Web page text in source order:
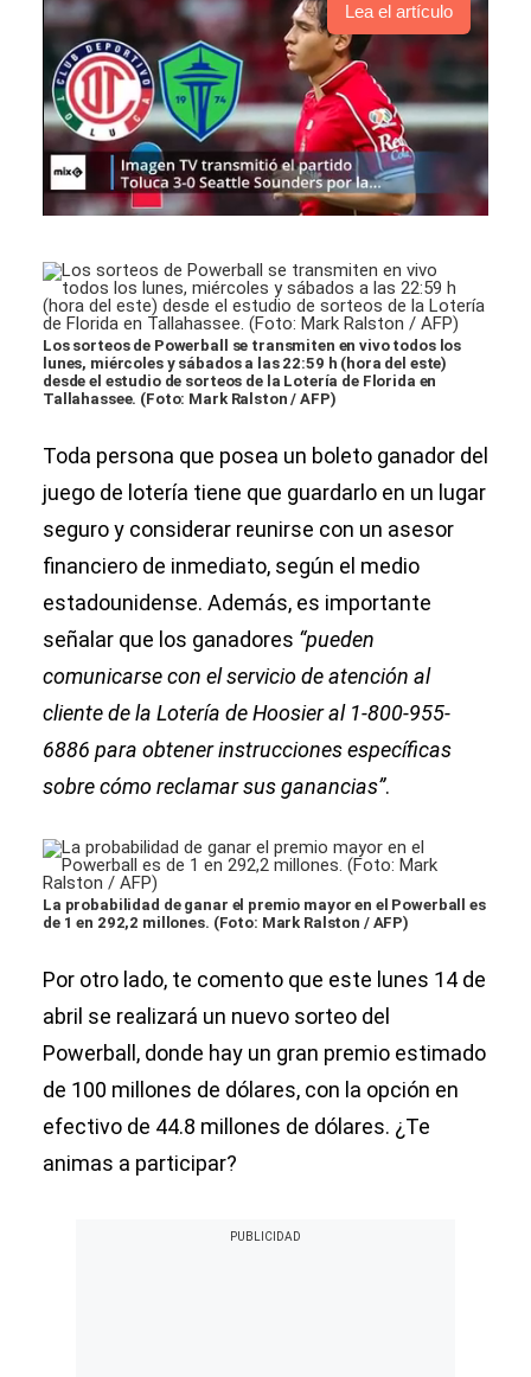
Lea el artículo
Los sorteos de Powerball se transmiten en vivo todos los
lunes, miércoles y sábados a las 22:59 h (hora del este)
desde el estudio de sorteos de la Lotería de Florida en
Tallahassee. (Foto: Mark Ralston / AFP)
Toda persona que posea un boleto ganador del
juego de lotería tiene que guardarlo en un lugar
seguro y considerar reunirse con un asesor
financiero de inmediato, según el medio
estadounidense. Además, es importante
señalar que los ganadores “pueden
comunicarse con el servicio de atención al
cliente de la Lotería de Hoosier al 1-800-955-
6886 para obtener instrucciones específicas
sobre cómo reclamar sus ganancias”.
La probabilidad de ganar el premio mayor en el Powerball es
de 1 en 292,2 millones. (Foto: Mark Ralston / AFP)
Por otro lado, te comento que este lunes 14 de
abril se realizará un nuevo sorteo del
Powerball, donde hay un gran premio estimado
de 100 millones de dólares, con la opción en
efectivo de 44.8 millones de dólares. ¿Te
animas a participar?